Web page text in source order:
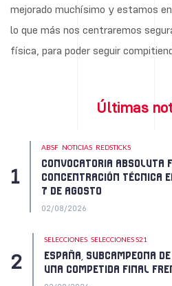
mejorado muchísimo y estamos
lo que más nos centraremos
física, para poder seguir
Últimas
ABSF NOTICIAS REDSTICKS
CONVOCATORIA ABSOLUTA
CONCENTRACIÓN TÉCNICA
7 DE AGOSTO
02/08/2026
SELECCIONES SELECCIONES S21
ESPAÑA, SUBCAMPEONA
UNA COMPETIDA FINAL